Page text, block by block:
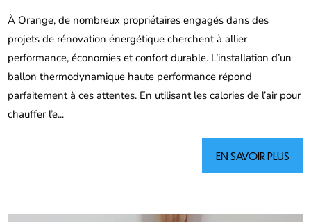
À Orange, de nombreux propriétaires engagés dans des
projets de rénovation énergétique cherchent à allier
performance, économies et confort durable. L’installation d’un
ballon thermodynamique haute performance répond
parfaitement à ces attentes. En utilisant les calories de l’air pour
chauffer l’e...
EN SAVOIR PLUS